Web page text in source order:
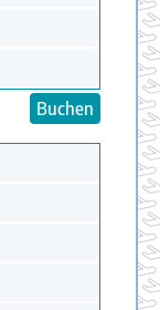
Buchen